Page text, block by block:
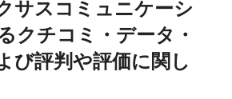
サスコミュニケーシ
クチコミ・データ・
び評判や評価に関し